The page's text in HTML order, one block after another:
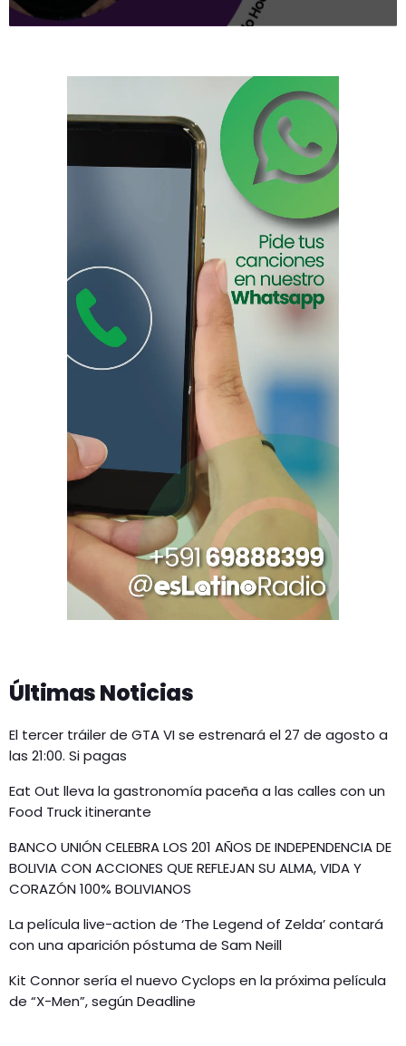
Últimas Noticias
El tercer tráiler de GTA VI se estrenará el 27 de agosto a
las 21:00. Si pagas
Eat Out lleva la gastronomía paceña a las calles con un
Food Truck itinerante
BANCO UNIÓN CELEBRA LOS 201 AÑOS DE INDEPENDENCIA DE
BOLIVIA CON ACCIONES QUE REFLEJAN SU ALMA, VIDA Y
CORAZÓN 100% BOLIVIANOS
La película live-action de ‘The Legend of Zelda’ contará
con una aparición póstuma de Sam Neill
Kit Connor sería el nuevo Cyclops en la próxima película
de “X-Men”, según Deadline